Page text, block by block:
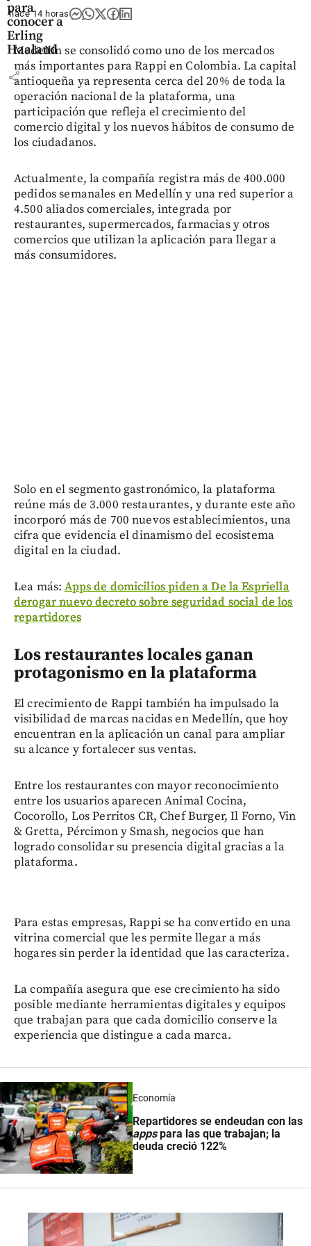
para
conocer a
Erling
Haaland
share
hace 14 horas
Medellín se consolidó como uno de los mercados
más importantes para Rappi en Colombia. La capital
antioqueña ya representa cerca del 20% de toda la
operación nacional de la plataforma, una
participación que refleja el crecimiento del
comercio digital y los nuevos hábitos de consumo de
los ciudadanos.
Actualmente, la compañía registra más de 400.000
pedidos semanales en Medellín y una red superior a
4.500 aliados comerciales, integrada por
restaurantes, supermercados, farmacias y otros
comercios que utilizan la aplicación para llegar a
más consumidores.
Solo en el segmento gastronómico, la plataforma
reúne más de 3.000 restaurantes, y durante este año
incorporó más de 700 nuevos establecimientos, una
cifra que evidencia el dinamismo del ecosistema
digital en la ciudad.
Lea más:Apps de domicilios piden a De la Espriella
derogar nuevo decreto sobre seguridad social de los
repartidores
Los restaurantes locales ganan
protagonismo en la plataforma
El crecimiento de Rappi también ha impulsado la
visibilidad de marcas nacidas en Medellín, que hoy
encuentran en la aplicación un canal para ampliar
su alcance y fortalecer sus ventas.
Entre los restaurantes con mayor reconocimiento
entre los usuarios aparecen Animal Cocina,
Cocorollo, Los Perritos CR, Chef Burger, Il Forno, Vin
& Gretta, Pércimon y Smash, negocios que han
logrado consolidar su presencia digital gracias a la
plataforma.
Para estas empresas, Rappi se ha convertido en una
vitrina comercial que les permite llegar a más
hogares sin perder la identidad que las caracteriza.
La compañía asegura que ese crecimiento ha sido
posible mediante herramientas digitales y equipos
que trabajan para que cada domicilio conserve la
experiencia que distingue a cada marca.
Economía
Repartidores se endeudan con las
appspara las que trabajan; la
deuda creció 122%